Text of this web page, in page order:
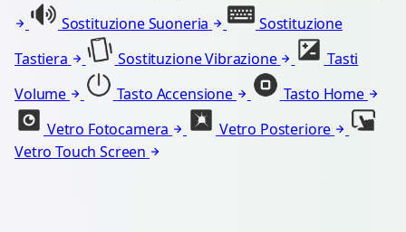
Sostituzione Suoneria
Sostituzione
Tastiera
Sostituzione Vibrazione
Tasti
Volume
Tasto Accensione
Tasto Home
Vetro Fotocamera
Vetro Posteriore
Vetro Touch Screen